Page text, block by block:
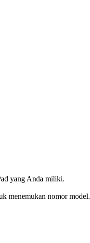
yang Anda miliki.
menemukan nomor model.